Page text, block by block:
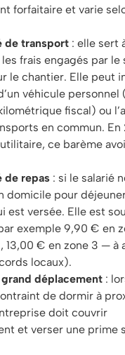
forfaitaire et varie
de transport : elle sert
frais engagés par le
le chantier. Elle peut
véhicule personnel
fiscal) ou
en commun.
ce barème
de repas : si le salarié
domicile pour
est versée. Elle est
exemple 9,90 € en
13,00 € en zone 3 — à
locaux).
déplacement :
de dormir à
doit couvrir
et verser une prime